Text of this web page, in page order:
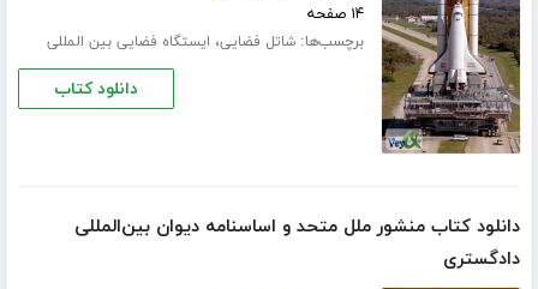
۱۴ صفحه
برچسب‌ها:شاتل فضایی، ایستگاه فضایی بین المللی
دانلود کتاب
دانلود کتاب منشور ملل متحد و اساسنامه دیوان بین‌المللی
دادگستری